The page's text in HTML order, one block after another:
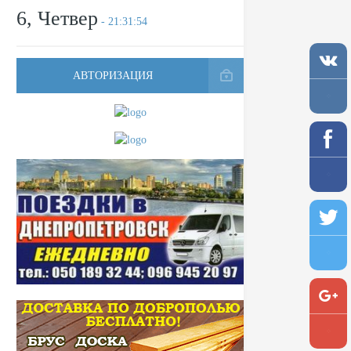
6, Четвер - 21:31:54
АВТОРИЗАЦИЯ